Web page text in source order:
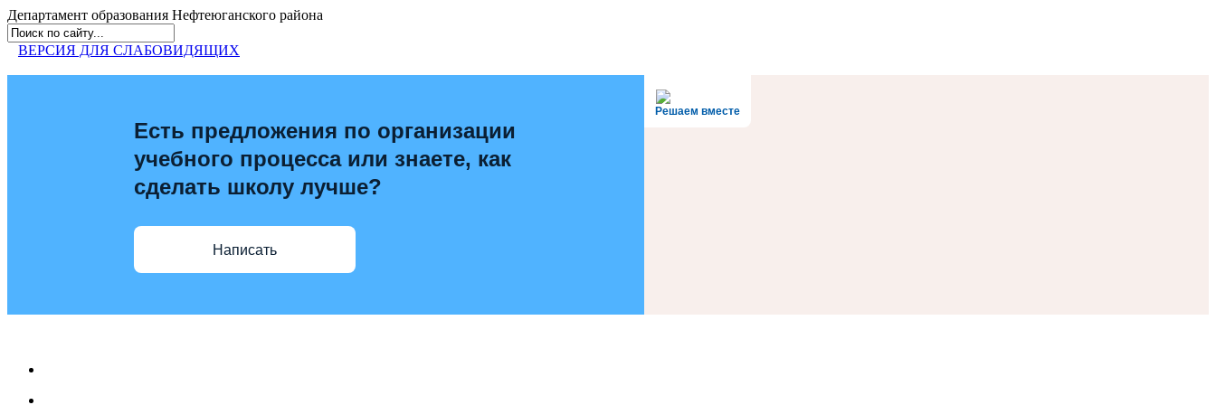
Департамент образования Нефтеюганского района
ВЕРСИЯ ДЛЯ СЛАБОВИДЯЩИХ
Решаем вместе
Есть предложения по организации
учебного процесса или знаете, как
сделать школу лучше?
Написать